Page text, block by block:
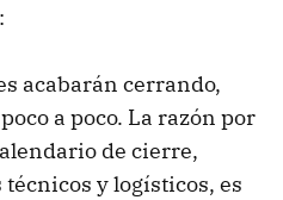
acabarán cerrando,
a poco. La razón por
de cierre,
y logísticos, es